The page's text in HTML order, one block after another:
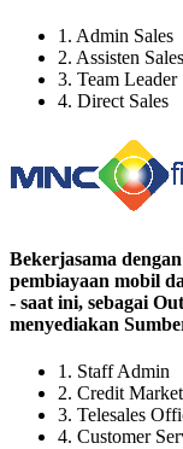
1. Admin Sales
2. Assisten
3. Team Leader
4. Direct Sales
Bekerjasama
pembiayaan mobil
- saat ini, sebagai
menyediakan
1. Staff Admin
2. Credit
3. Telesales
4. Customer